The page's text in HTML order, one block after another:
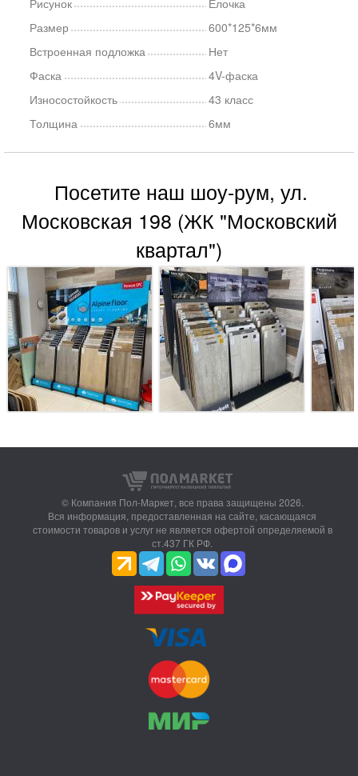
Рисунок
Елочка
Размер
600*125*6мм
Встроенная подложка
Нет
Фаска
4V-фаска
Износостойкость
43 класс
Толщина
6мм
Посетите наш шоу-рум, ул.
Московская 198 (ЖК "Московский
квартал")
© Компания Пол-Маркет, все права защищены 2026.
Вся информация, предоставленная на сайте, касающаяся
стоимости товаров и услуг не является офертой определяемой в
ст.437 ГК РФ.